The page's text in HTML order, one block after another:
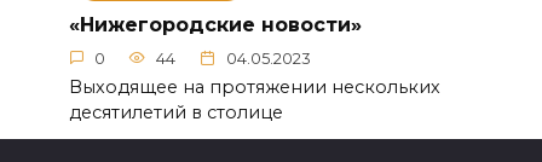
«Нижегородские новости»
0 44 04.05.2023
Выходящее на протяжении нескольких
десятилетий в столице